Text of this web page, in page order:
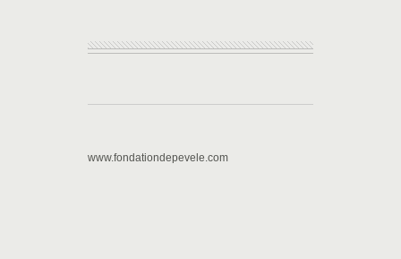
www.fondationdepevele.com